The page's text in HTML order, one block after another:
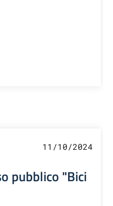
11/10/2024
pubblico "Bici